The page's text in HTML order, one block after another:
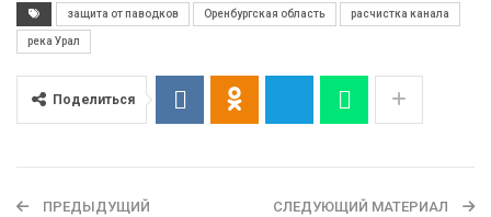
защита от паводков Оренбургская область расчистка канала
река Урал
Поделиться
ПРЕДЫДУЩИЙ
СЛЕДУЮЩИЙ МАТЕРИАЛ